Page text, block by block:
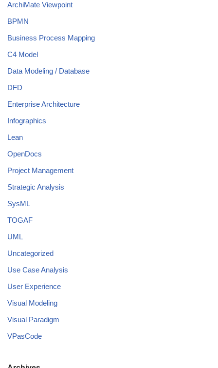
ArchiMate Viewpoint
BPMN
Business Process Mapping
C4 Model
Data Modeling / Database
DFD
Enterprise Architecture
Infographics
Lean
OpenDocs
Project Management
Strategic Analysis
SysML
TOGAF
UML
Uncategorized
Use Case Analysis
User Experience
Visual Modeling
Visual Paradigm
VPasCode